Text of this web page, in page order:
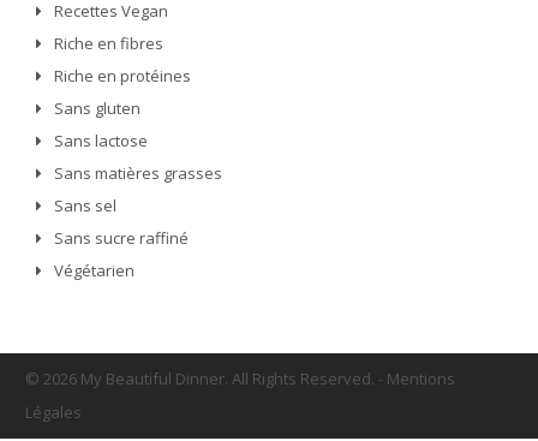
Recettes Vegan
Riche en fibres
Riche en protéines
Sans gluten
Sans lactose
Sans matières grasses
Sans sel
Sans sucre raffiné
Végétarien
© 2026 My Beautiful Dinner. All Rights Reserved. - Mentions
Légales